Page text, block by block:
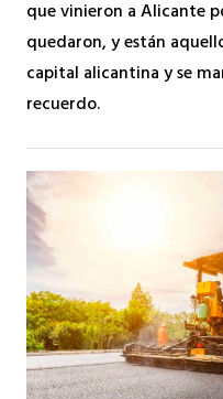
que vinieron a Alicante
quedaron, y están
capital alicantina y se
recuerdo.